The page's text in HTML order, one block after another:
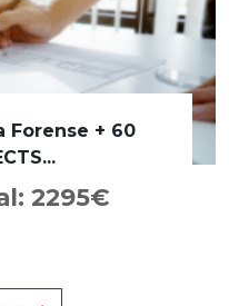
Forense + 60
2295€